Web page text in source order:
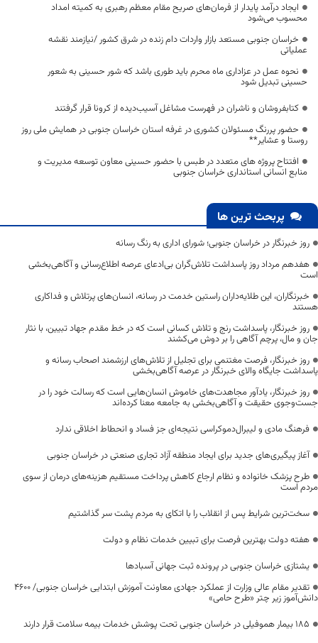
ایجاد درآمد پایدار از فرمان‌های صریح مقام معظم رهبری به کمیته امداد
محسوب می‌شود
خراسان جنوبی مستعد بازار واردات دام زنده در شرق کشور /نیازمند نقشه
عملیاتی
نحوه عمل در عزاداری ماه محرم باید طوری باشد که شور حسینی به شعور
حسینی تبدیل شود
​کتابفروشان و ناشران در فهرست مشاغل آسیب‌دیده از کرونا قرار گرفتند
حضور پررنگ مسئولان کشوری در غرفه استان خراسان جنوبی در همایش ملی روز
روستا و عشایر**
افتتاح پروژه های متعدد در طبس با حضور حسینی معاون توسعه مدیریت و
منابع انسانی استانداری خراسان جنوبی
پربحث ترین ها
روز خبرنگار در خراسان جنوبی؛ شورای اداری به رنگ رسانه
هفدهم مرداد روز پاسداشت تلاش‌گران بی‌ادعای عرصه اطلاع‌رسانی و آگاهی‌بخشی
است
خبرنگاران، این طلایه‌داران راستین خدمت در رسانه، انسان‌های پرتلاش و فداکاری
هستند
روز خبرنگار، پاسداشت رنج و تلاش کسانی است که در خط مقدم جهاد تبیین، با نثار
جان و مال، پرچم آگاهی را بر دوش می‌کشند
روز خبرنگار، فرصت مغتنمی برای تجلیل از تلاش‌های ارزشمند اصحاب رسانه و
پاسداشت جایگاه والای خبرنگار در عرصه آگاهی‌بخشی
روز خبرنگار، یادآور مجاهدت‌های خاموش انسان‌هایی است که رسالت خود را در
جست‌وجوی حقیقت و آگاهی‌بخشی به جامعه معنا کرده‌اند
فرهنگ مادی و لیبرال‌دموکراسی نتیجه‌ای جز فساد و انحطاط اخلاقی ندارد
آغاز پیگیری‌های جدید برای ایجاد منطقه آزاد تجاری صنعتی در خراسان جنوبی
طرح پزشک خانواده و نظام ارجاع کاهش پرداخت مستقیم هزینه‌های درمان از سوی
مردم است
سخت‌ترین شرایط پس از انقلاب را با اتکای به مردم پشت سر گذاشتیم
هفته دولت بهترین فرصت برای تبیین خدمات نظام و دولت
یشتازی خراسان جنوبی در پرونده ثبت جهانی آسبادها
تقدیر مقام عالی وزارت از عملکرد جهادی معاونت آموزش ابتدایی خراسان جنوبی/ ۴۶۰۰
دانش‌آموز زیر چتر «طرح حامی»
۱۸۵ بیمار هموفیلی در خراسان جنوبی تحت پوشش خدمات بیمه سلامت قرار دارند